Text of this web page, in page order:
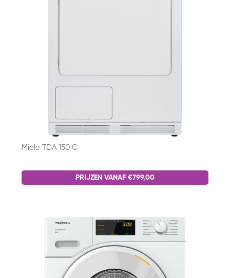
Miele TDA 150 C
PRIJZEN VANAF €799,00